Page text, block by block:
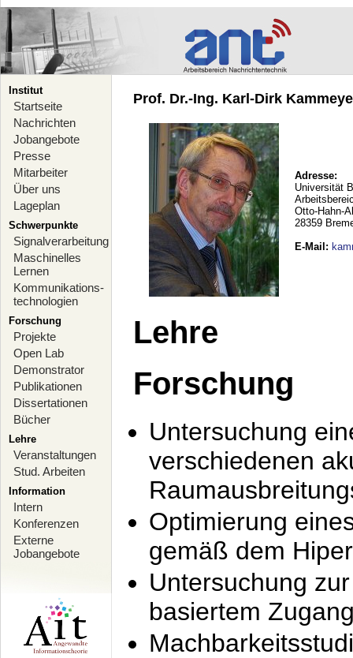
Institut
Startseite
Nachrichten
Jobangebote
Presse
Mitarbeiter
Über uns
Lageplan
Schwerpunkte
Signalverarbeitung
Maschinelles
Lernen
Kommunikations-
technologien
Forschung
Projekte
Open Lab
Demonstrator
Publikationen
Dissertationen
Bücher
Lehre
Veranstaltungen
Stud. Arbeiten
Information
Intern
Konferenzen
Externe
Jobangebote
Prof. Dr.-Ing. Karl-Dirk
Adresse:
Universität
Otto-Hahn-
28359
E-Mail :
Lehre
Forschung
Untersuchung
verschiedenen
Optimierung
gemäß dem
Untersuchung
basiertem